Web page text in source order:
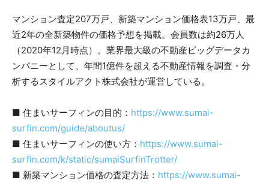
マンション査定207万戸、新築マンション価格表13万戸、最
近2年の全新築物件の価格予想を掲載。会員数は約26万人
（2020年12月時点）。業界最大級の不動産ビッグデータカ
ンパニーとして、年間1億件を超える不動産情報を調査・分
析するスタイルアクト株式会社が運営している。
■ 住まいサーフィンの目的： https://www.sumai-
surfin.com/guide/aboutus/
■ 住まいサーフィンの使い方： https://www.sumai-
surfin.com/k/static/sumaiSurfinTrotter/
■ 新築マンション価格の査定方法： https://www.sumai-